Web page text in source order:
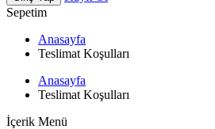
Sepetim
Anasayfa
Teslimat Koşulları
Anasayfa
Teslimat Koşulları
İçerik Menü